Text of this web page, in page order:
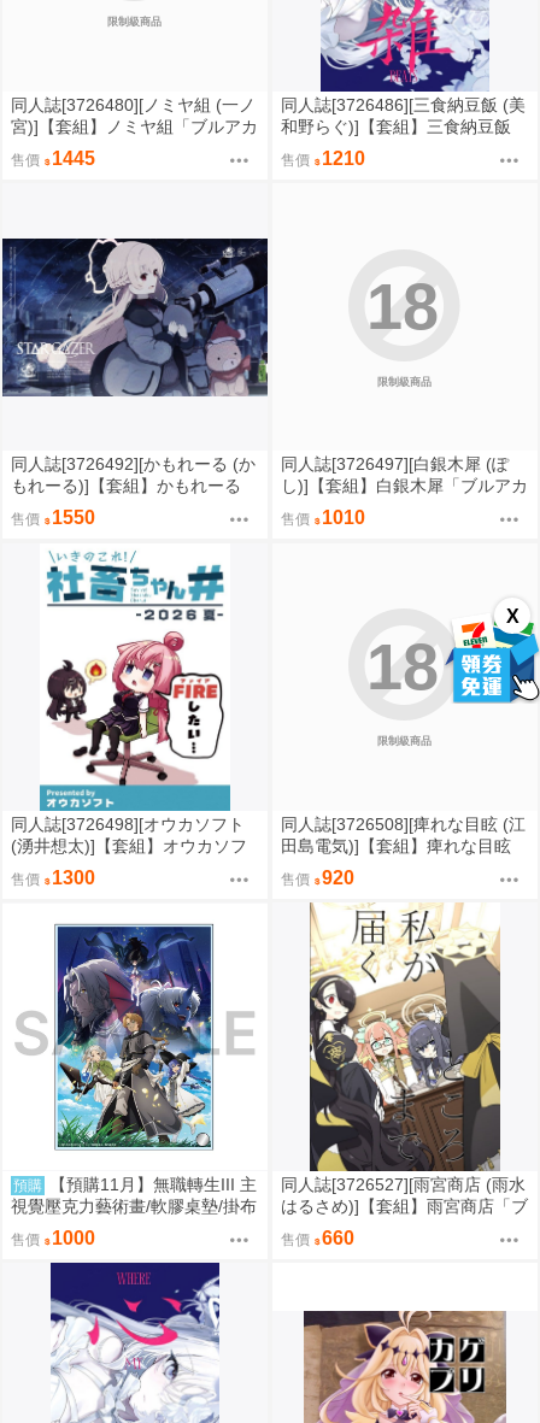
X
限制級商品
同人誌[3726480][ノミヤ組 (一ノ
宮)]【套組】ノミヤ組「ブルアカ
本」セット (蔚藍檔案)
售價 1445
同人誌[3726486][三食納豆飯 (美
和野らぐ)]【套組】三食納豆飯
「オリジナル本」セット (原創)
售價 1210
同人誌[3726492][かもれーる (か
もれーる)]【套組】かもれーる
「ブルアカ本」セット (蔚藍檔
案)
售價 1550
限制級商品
18
同人誌[3726497][白銀木犀 (ぽ
し)]【套組】白銀木犀「ブルアカ
本」セット (蔚藍檔案)
售價 1010
同人誌[3726498][オウカソフト
(湧井想太)]【套組】オウカソフ
ト「いきのこれ社畜ちゃん」セ
ット (其他)
售價 1300
限制級商品
18
同人誌[3726508][痺れな目眩 (江
田島電気)]【套組】痺れな目眩
「ゼンレスゾーンゼロ」セット
(絕區零)
售價 920
預購
【預購11月】無職轉生III 主
視覺壓克力藝術畫/軟膠桌墊/掛布
售價 1000
同人誌[3726527][雨宮商店 (雨水
はるさめ)]【套組】雨宮商店「ブ
ルアカ本」セット (蔚藍檔案)
售價 660